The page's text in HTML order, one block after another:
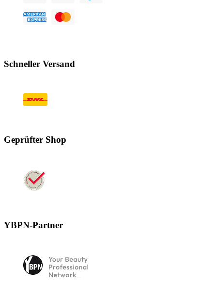
Schneller Versand
Geprüfter Shop
YBPN-Partner